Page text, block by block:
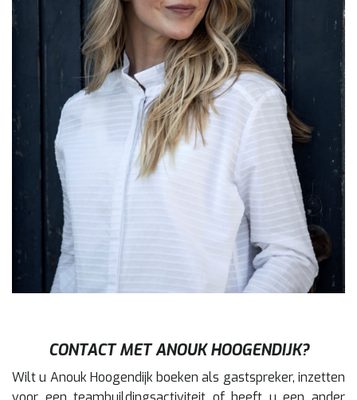
CONTACT MET ANOUK HOOGENDIJK?
Wilt u Anouk Hoogendijk boeken als gastspreker, inzetten